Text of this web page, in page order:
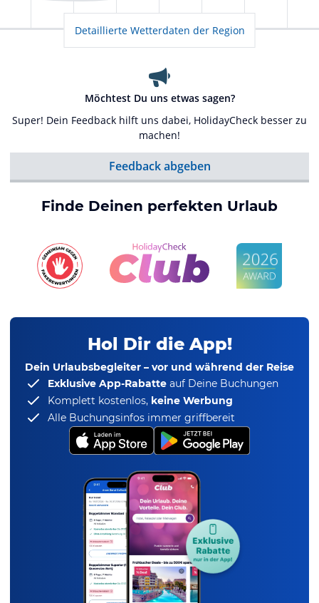
Detaillierte Wetterdaten der Region
Möchtest Du uns etwas sagen?
Super! Dein Feedback hilft uns dabei, HolidayCheck besser zu
machen!
Feedback abgeben
Finde Deinen perfekten Urlaub
Hol Dir die App!
Dein Urlaubsbegleiter – vor und während der Reise
Exklusive App-Rabatte auf Deine Buchungen
Komplett kostenlos, keine Werbung
Alle Buchungsinfos immer griffbereit